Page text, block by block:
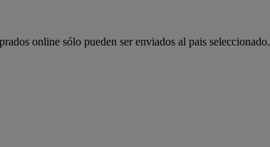
online sólo pueden ser enviados al pais seleccionado.